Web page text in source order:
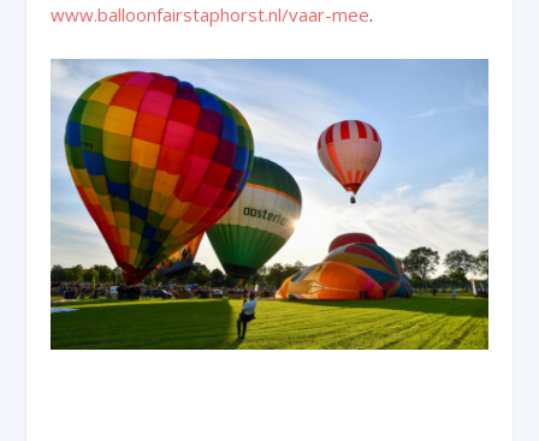
www.balloonfairstaphorst.nl/vaar-mee.